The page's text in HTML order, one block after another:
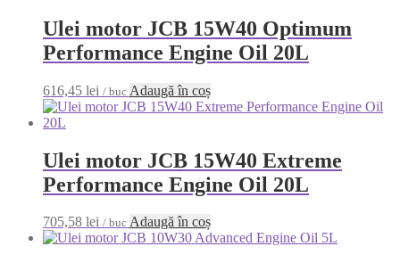
Ulei motor JCB 15W40 Optimum
Performance Engine Oil 20L
616,45 lei / buc Adaugă în coș
Ulei motor JCB 15W40 Extreme
Performance Engine Oil 20L
705,58 lei / buc Adaugă în coș